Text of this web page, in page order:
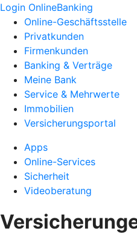
Login OnlineBanking
Online-Geschäftsstelle
Privatkunden
Firmenkunden
Banking & Verträge
Meine Bank
Service & Mehrwerte
Immobilien
Versicherungsportal
Apps
Online-Services
Sicherheit
Videoberatung